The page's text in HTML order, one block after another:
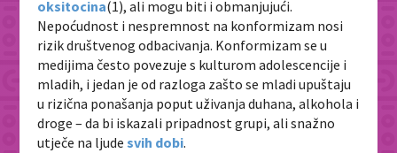
oksitocina(1), ali mogu biti i obmanjujući.
Nepoćudnost i nespremnost na konformizam nosi
rizik društvenog odbacivanja. Konformizam se u
medijima često povezuje s kulturom adolescencije i
mladih, i jedan je od razloga zašto se mladi upuštaju
u rizična ponašanja poput uživanja duhana, alkohola i
droge – da bi iskazali pripadnost grupi, ali snažno
utječe na ljudesvih dobi.